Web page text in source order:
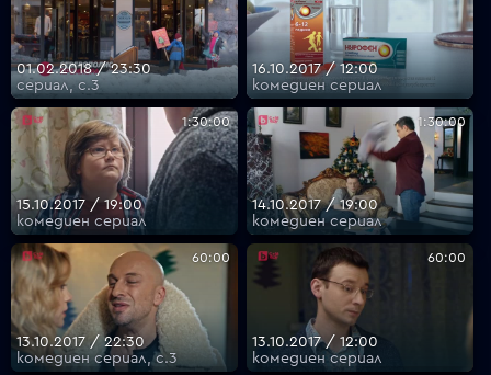
01.02.2018 / 23:30
сериал, с.3
16.10.2017 / 12:00
комедиен сериал
1:30:00
15.10.2017 / 19:00
комедиен сериал
1:30:00
14.10.2017 / 19:00
комедиен сериал
60:00
13.10.2017 / 22:30
комедиен сериал, с.3
60:00
13.10.2017 / 12:00
комедиен сериал